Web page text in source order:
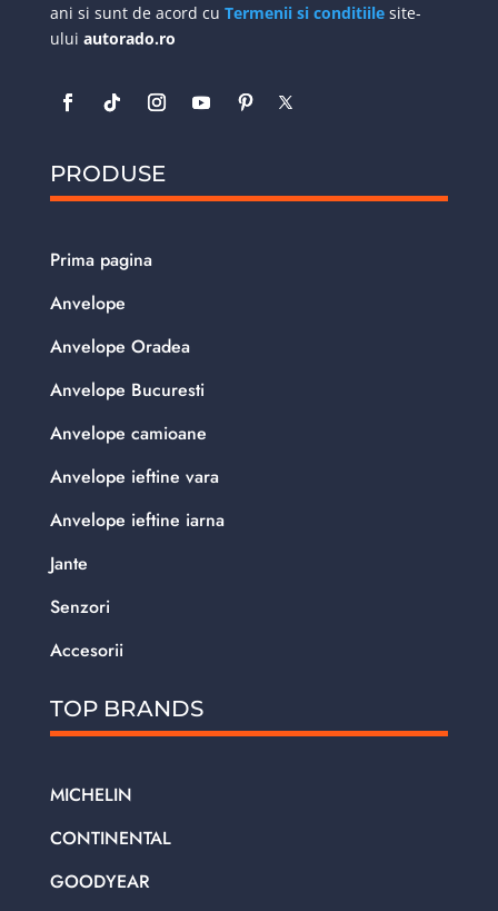
ani si sunt de acord cu Termenii si conditiilesite-
ului autorado.ro
PRODUSE
Prima pagina
Anvelope
Anvelope Oradea
Anvelope Bucuresti
Anvelope camioane
Anvelope ieftine vara
Anvelope ieftine iarna
Jante
Senzori
Accesorii
TOP BRANDS
MICHELIN
CONTINENTAL
GOODYEAR